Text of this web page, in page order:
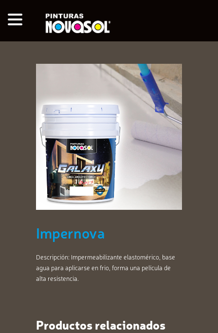
Impernova
Descripción: Impermeabilizante elastomérico, base
agua para aplicarse en frio, forma una película de
alta resistencia.
Productos relacionados